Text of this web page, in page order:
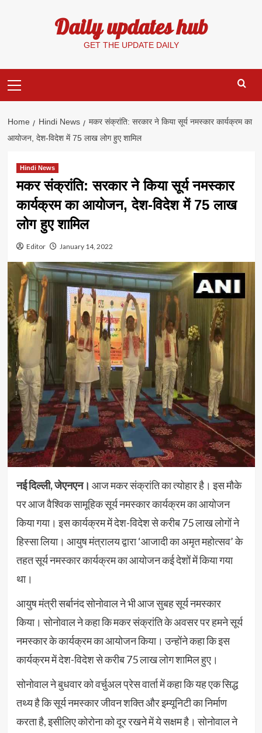
Daily updates hub
GET THE UPDATE DAILY
Menu
Home Hindi News
मकर संक्रांति: सरकार ने किया सूर्य नमस्कार कार्यक्रम का
आयोजन, देश-विदेश में 75 लाख लोग हुए शामिल
Hindi News
मकर संक्रांति: सरकार ने किया सूर्य नमस्कार
कार्यक्रम का आयोजन, देश-विदेश में 75 लाख
लोग हुए शामिल
Editor January 14, 2022
नई दिल्ली, जेएनएन। आज मकर संक्रांति का त्योहार है। इस मौके
पर आज वैश्विक सामूहिक सूर्य नमस्कार कार्यक्रम का आयोजन
किया गया। इस कार्यक्रम में देश-विदेश से करीब 75 लाख लोगों ने
हिस्सा लिया। आयुष मंत्रालय द्वारा ‘आजादी का अमृत महोत्सव’ के
तहत सूर्य नमस्कार कार्यक्रम का आयोजन कई देशों में किया गया
था।
आयुष मंत्री सर्बानंद सोनोवाल ने भी आज सुबह सूर्य नमस्कार
किया। सोनोवाल ने कहा कि मकर संक्रांति के अवसर पर हमने सूर्य
नमस्कार के कार्यक्रम का आयोजन किया। उन्होंने कहा कि इस
कार्यक्रम में देश-विदेश से करीब 75 लाख लोग शामिल हुए।
सोनोवाल ने बुधवार को वर्चुअल प्रेस वार्ता में कहा कि यह एक सिद्ध
तथ्य है कि सूर्य नमस्कार जीवन शक्ति और इम्यूनिटी का निर्माण
करता है, इसीलिए कोरोना को दूर रखने में ये सक्षम है। सोनोवाल ने